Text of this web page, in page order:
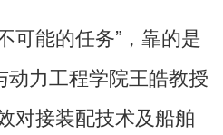
能的任务”，靠的是
力工程学院王皓教授
对接装配技术及船舶